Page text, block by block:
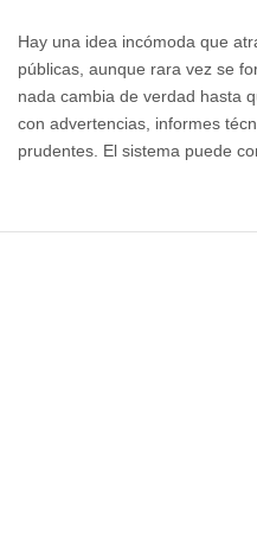
Hay una idea incómoda que
públicas, aunque rara vez se
nada cambia de verdad hasta
con advertencias, informes
prudentes. El sistema puede